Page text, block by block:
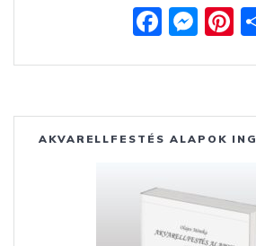
F
ac
e
b
o
k
M
e
ss
e
n
er
e
AKVARELLFESTÉS ALAPOK